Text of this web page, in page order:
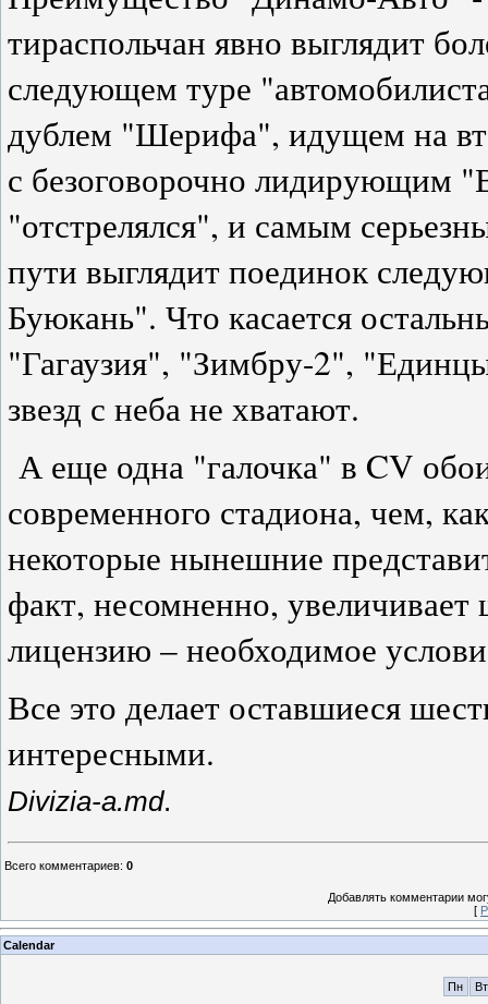
тираспольчан явно выглядит
следующем туре
дублем "Шерифа", идущем на
с безоговорочно лидирующим
"отстрелялся", и самым
пути выглядит поединок
Буюкань". Что касается
"Гагаузия", "Зимбру-2",
звезд с неба не хватают.
А еще одна "галочка" в CV
современного стадиона, чем,
некоторые нынешние
факт, несомненно,
лицензию – необходимое
Все это делает оставшиеся
интересными.
Divizia-a.md.
Всего комментариев: 0
Добавлять комментарии
[
Calendar
Пн Вт